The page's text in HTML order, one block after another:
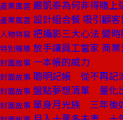
產業風雲 嚴凱泰為何非得賭上
產業風雲 設計組合餐 吸引顧
人物特寫 把攝影三大心法 變
特別報導 放手讓員工當家 商
封面故事 一本帳的威力
封面故事 聰明記帳 從不再記
封面故事 盤點夢想清單 量化
封面故事 單身月光族 三年後